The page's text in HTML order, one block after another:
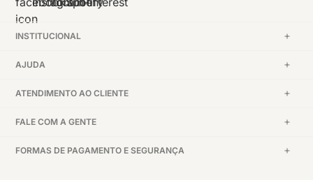
INSTITUCIONAL
AJUDA
ATENDIMENTO AO CLIENTE
FALE COM A GENTE
FORMAS DE PAGAMENTO E SEGURANÇA